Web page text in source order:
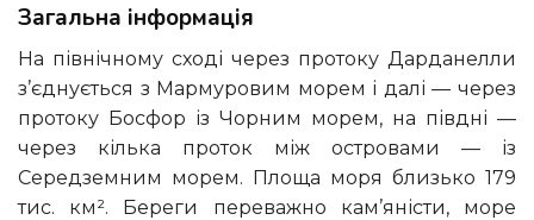
Загальна інформація
На північному сході через протоку Дарданелли
з’єднується з Мармуровим морем і далі — через
протоку Босфор із Чорним морем, на півдні —
через кілька проток між островами — із
Середземним морем. Площа моря близько 179
тис. км². Береги переважно кам’яністи, море